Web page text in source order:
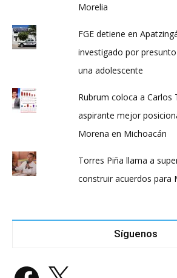
Morelia
FGE detiene en
investigado por
una adolescente
Rubrum coloca a Carlos
aspirante mejor
Morena en Michoacán
Torres Piña llama a
construir acuerdos para
Síguenos
Facebook